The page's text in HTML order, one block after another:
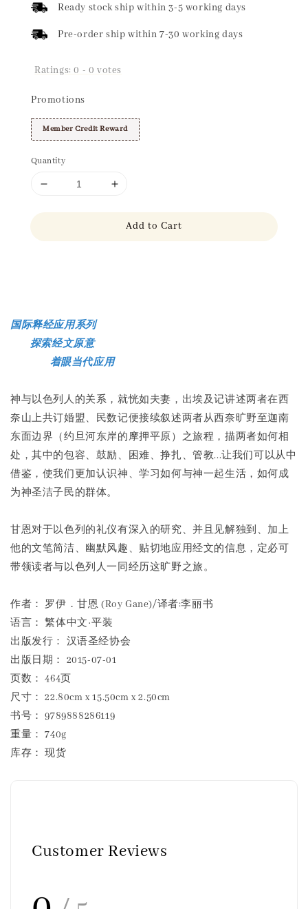
Ready stock ship within 3-5 working days
Pre-order ship within 7-30 working days
Ratings:0 - 0 votes
Promotions
Member Credit Reward
Quantity
Add to Cart
国际释经应用系列
探索经文原意
着眼当代应用
神与以色列人的关系，就恍如夫妻，出埃及记讲述两者在西
奈山上共订婚盟、民数记便接续叙述两者从西奈旷野至迦南
东面边界（约旦河东岸的摩押平原）之旅程，描两者如何相
处，其中的包容、鼓励、困难、挣扎、管教...让我们可以从中
借鉴，使我们更加认识神、学习如何与神一起生活，如何成
为神圣洁子民的群体。
甘恩对于以色列的礼仪有深入的研究、并且见解独到、加上
他的文笔简洁、幽默风趣、贴切地应用经文的信息，定必可
带领读者与以色列人一同经历这旷野之旅。
作者： 罗伊．甘恩 (Roy Gane)/译者:李丽书
语言： 繁体中文·平装
出版发行： 汉语圣经协会
出版日期： 2015-07-01
页数： 464页
尺寸： 22.80cm x 15.50cm x 2.50cm
书号： 9789888286119
重量： 740g
库存： 现货
Customer Reviews